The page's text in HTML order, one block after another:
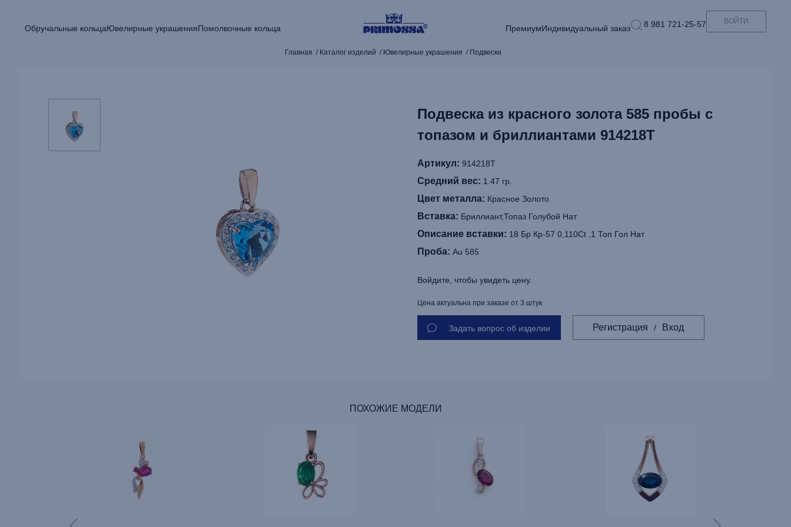
Обручальные кольцаЮвелирные украшенияПомолвочные кольца ПремиумИндивидуальный заказ 8 981 721-25-57 ВОЙТИ
Главная Каталог изделий Ювелирные украшения Подвески
Подвеска из красного золота 585 пробы с
топазом и бриллиантами 914218Т
Артикул: 914218Т
Средний вес: 1.47 гр.
Цвет металла: Красное Золото
Вставка: Бриллиант,Топаз Голубой Нат
Описание вставки: 18 Бр Кр-57 0,110Ct ,1 Топ Гол Нат
Проба: Au 585
Войдите, чтобы увидеть цену.
Цена актуальна при заказе от 3 штук
Задать вопрос об изделии Регистрация / Вход
ПОХОЖИЕ МОДЕЛИ